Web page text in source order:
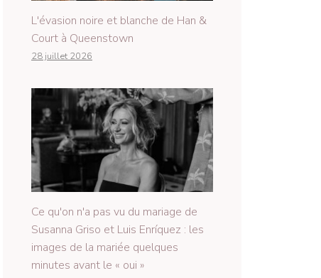
L'évasion noire et blanche de Han &
Court à Queenstown
28 juillet 2026
Ce qu'on n'a pas vu du mariage de
Susanna Griso et Luis Enríquez : les
images de la mariée quelques
minutes avant le « oui »